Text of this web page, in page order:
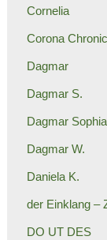
Cornelia
Corona
Dagmar
Dagmar S.
Dagmar Sophia
Dagmar W.
Daniela K.
der Einklang –
DO UT DES